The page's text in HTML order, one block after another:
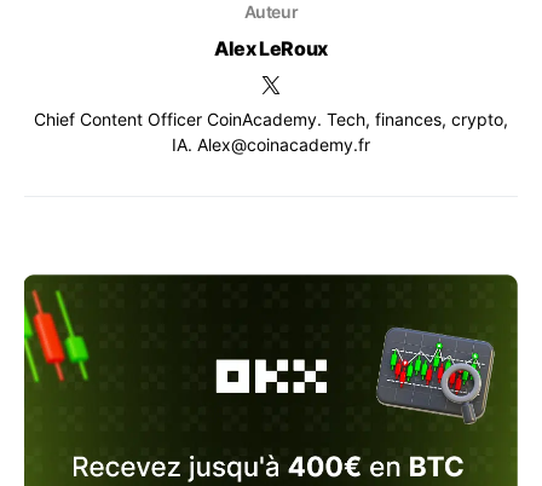
Auteur
Alex LeRoux
Chief Content Officer CoinAcademy. Tech, finances, crypto,
IA. Alex@coinacademy.fr